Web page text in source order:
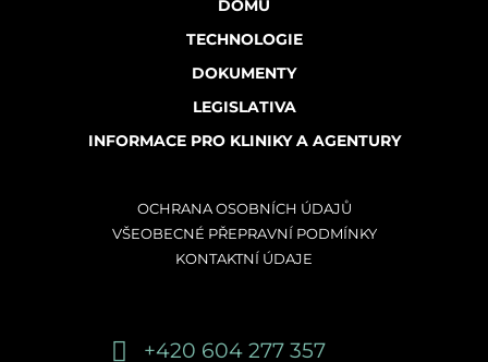
DOMŮ
TECHNOLOGIE
DOKUMENTY
LEGISLATIVA
INFORMACE PRO KLINIKY A AGENTURY
OCHRANA OSOBNÍCH ÚDAJŮ
VŠEOBECNÉ PŘEPRAVNÍ PODMÍNKY
KONTAKTNÍ ÚDAJE
+420 604 277 357